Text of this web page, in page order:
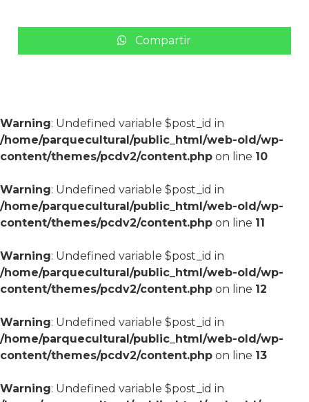
Compartir
Warning: Undefined variable $post_id in
/home/parquecultural/public_html/web-old/wp-
content/themes/pcdv2/content.php on line 10
Warning: Undefined variable $post_id in
/home/parquecultural/public_html/web-old/wp-
content/themes/pcdv2/content.php on line 11
Warning: Undefined variable $post_id in
/home/parquecultural/public_html/web-old/wp-
content/themes/pcdv2/content.php on line 12
Warning: Undefined variable $post_id in
/home/parquecultural/public_html/web-old/wp-
content/themes/pcdv2/content.php on line 13
Warning: Undefined variable $post_id in